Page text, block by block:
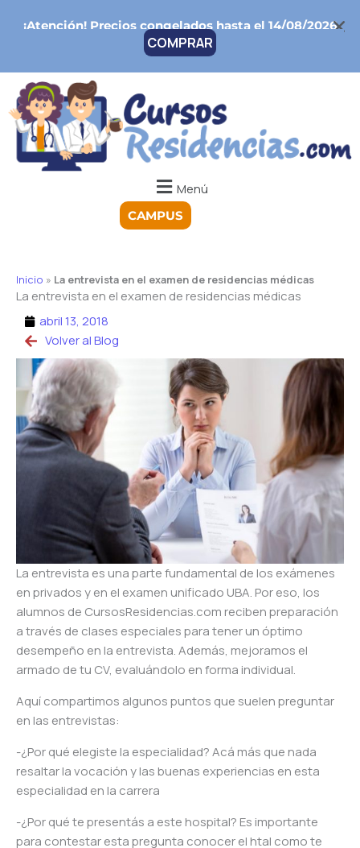
¡Atención!Precios congelados hasta el 14/08/2026
COMPRAR
Menú
CAMPUS
Inicio » La entrevista en el examen de residencias médicas
La entrevista en el examen de residencias médicas
abril 13, 2018
Volver al Blog
La entrevista es una parte fundamental de los exámenes
en privados y en el examen unificado UBA. Por eso, los
alumnos de CursosResidencias.com reciben preparación
a través de clases especiales para tener un óptimo
desempeño en la entrevista. Además, mejoramos el
armado de tu CV, evaluándolo en forma individual.
Aquí compartimos algunos puntos que suelen preguntar
en las entrevistas:
-¿Por qué elegiste la especialidad? Acá más que nada
resaltar la vocación y las buenas experiencias en esta
especialidad en la carrera
-¿Por qué te presentás a este hospital? Es importante
para contestar esta pregunta conocer el htal como te